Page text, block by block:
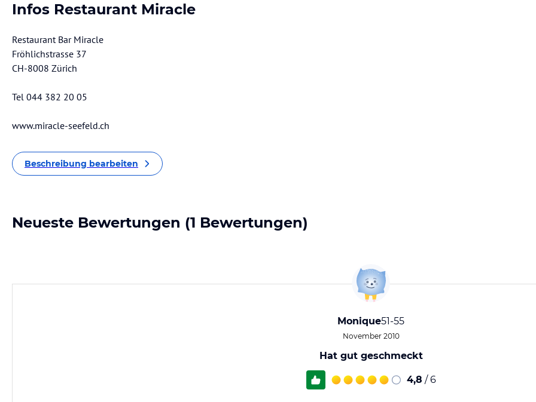
Infos Restaurant Miracle
Restaurant Bar Miracle
Fröhlichstrasse 37
CH-8008 Zürich
Tel 044 382 20 05
www.miracle-seefeld.ch
Beschreibung bearbeiten
Neueste Bewertungen (1 Bewertungen)
Monique51-55
November 2010
Hat gut geschmeckt
4,8 / 6